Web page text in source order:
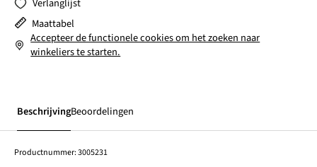
Verlanglijst
Maattabel
Accepteer de functionele cookies om het zoeken naar
winkeliers te starten.
BeschrijvingBeoordelingen
Productnummer:3005231